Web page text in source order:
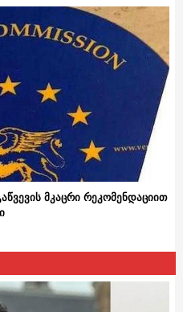
მკაცრი რეკომენდაციით